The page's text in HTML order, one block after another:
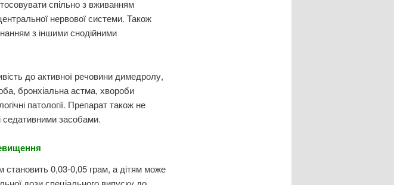
спільно з вживанням
нервової системи. Також
з іншими снодійними
до активної речовини димедролу,
бронхіальна астма, хвороби
патології. Препарат також не
седативними засобами.
0,03-0,05 грам, а дітям може